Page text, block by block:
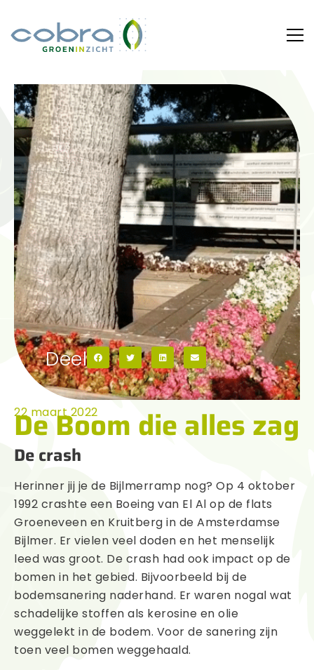
Deel
22 maart 2022
De Boom die alles zag
De crash
Herinner jij je de Bijlmerramp nog? Op 4 oktober
1992 crashte een Boeing van El Al op de flats
Groeneveen en Kruitberg in de Amsterdamse
Bijlmer. Er vielen veel doden en het menselijk
leed was groot. De crash had ook impact op de
bomen in het gebied. Bijvoorbeeld bij de
bodemsanering naderhand. Er waren nogal wat
schadelijke stoffen als kerosine en olie
weggelekt in de bodem. Voor de sanering zijn
toen veel bomen weggehaald.